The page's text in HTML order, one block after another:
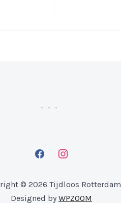
facebookinstagram
© 2026 Tijdloos Rotterdam
Designed by WPZOOM